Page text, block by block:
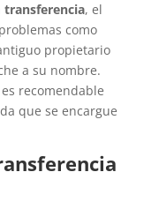
transferencia, el
como
propietario
a su nombre.
recomendable
que se encargue